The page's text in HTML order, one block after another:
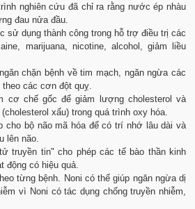
nghiên cứu đã chỉ ra rằng nước ép nhàu
đau nửa đầu.
sử dụng thành công trong hỗ trợ điều trị các
marijuana, nicotine, alcohol, giảm liều
chặn bệnh về tim mạch, ngăn ngừa các
các cơn đột quỵ.
cơ chế gốc để giảm lượng cholesterol và
xấu) trong quá trình oxy hóa.
cho bộ não mã hóa để có trí nhớ lâu dài và
lên não.
truyền tin" cho phép các tế bào thần kinh
động có hiệu quả.
từng bệnh. Noni có thể giúp ngăn ngừa dị
vì Noni có tác dụng chống truyền nhiễm,